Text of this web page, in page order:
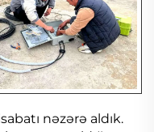
nəzərə aldık.